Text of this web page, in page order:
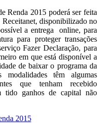
Renda 2015 poderá ser feita
disponibilizado no
a entrega online, para
para proteger transações
Fazer Declaração, para
em que está disponível a
de baixar o programa da
modalidades têm algumas
que tenham recebido
tido ganhos de capital não